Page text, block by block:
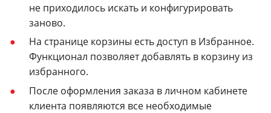
не приходилось искать и конфигурировать
заново.
На странице корзины есть доступ в Избранное.
Функционал позволяет добавлять в корзину из
избранного.
После оформления заказа в личном кабинете
клиента появляются все необходимые